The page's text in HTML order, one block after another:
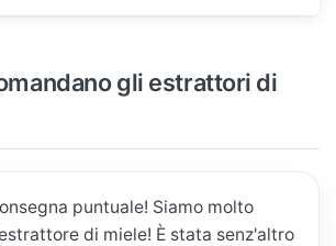
gli estrattori di
puntuale! Siamo molto
di miele! È stata senz'altro